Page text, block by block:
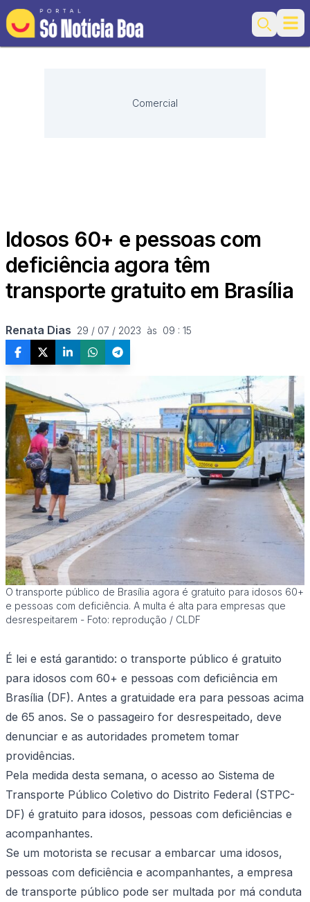
Search
Comercial
Idosos 60+ e pessoas com
deficiência agora têm
transporte gratuito em Brasília
Renata Dias 29 / 07 / 2023  às  09 : 15
O transporte público de Brasília agora é gratuito para idosos 60+
e pessoas com deficiência. A multa é alta para empresas que
desrespeitarem - Foto: reprodução / CLDF
É lei e está garantido: o transporte público é gratuito
para idosos com 60+ e pessoas com deficiência em
Brasília (DF). Antes a gratuidade era para pessoas acima
de 65 anos. Se o passageiro for desrespeitado, deve
denunciar e as autoridades prometem tomar
providências.
Pela medida desta semana, o acesso ao Sistema de
Transporte Público Coletivo do Distrito Federal (STPC-
DF) é gratuito para idosos, pessoas com deficiências e
acompanhantes.
Se um motorista se recusar a embarcar uma idosos,
pessoas com deficiência e acompanhantes, a empresa
de transporte público pode ser multada por má conduta